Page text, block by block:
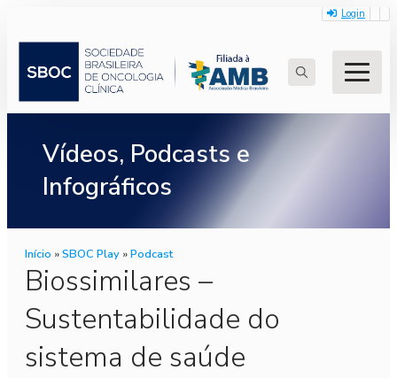
Login
for:
Vídeos, Podcasts e
Infográficos
Início »SBOC Play »Podcast
Biossimilares –
Sustentabilidade do
sistema de saúde